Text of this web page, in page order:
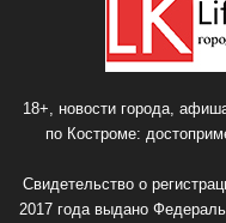
18+, новости города,
по Костроме:
Свидетельство о
2017 года выдано